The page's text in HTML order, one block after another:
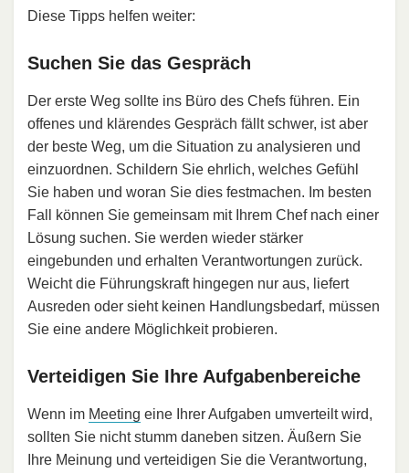
Diese Tipps helfen weiter:
Suchen Sie das Gespräch
Der erste Weg sollte ins Büro des Chefs führen. Ein
offenes und klärendes Gespräch fällt schwer, ist aber
der beste Weg, um die Situation zu analysieren und
einzuordnen. Schildern Sie ehrlich, welches Gefühl
Sie haben und woran Sie dies festmachen. Im besten
Fall können Sie gemeinsam mit Ihrem Chef nach einer
Lösung suchen. Sie werden wieder stärker
eingebunden und erhalten Verantwortungen zurück.
Weicht die Führungskraft hingegen nur aus, liefert
Ausreden oder sieht keinen Handlungsbedarf, müssen
Sie eine andere Möglichkeit probieren.
Verteidigen Sie Ihre Aufgabenbereiche
Wenn im Meeting eine Ihrer Aufgaben umverteilt wird,
sollten Sie nicht stumm daneben sitzen. Äußern Sie
Ihre Meinung und verteidigen Sie die Verantwortung,